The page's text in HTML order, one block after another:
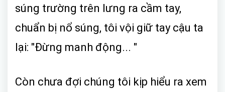
súng trường trên lưng ra cầm tay,
chuẩn bị nổ súng, tôi vội giữ tay cậu ta
lại: "Đừng manh động... "
Còn chưa đợi chúng tôi kịp hiểu ra xem